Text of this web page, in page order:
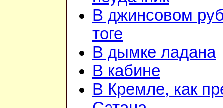
В джинсовом
тоге
В дымке ладана
В кабине
В Кремле, как